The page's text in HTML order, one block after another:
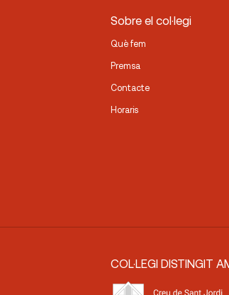
Sobre el col·legi
Què fem
Premsa
Contacte
Horaris
COL·LEGI DISTINGIT